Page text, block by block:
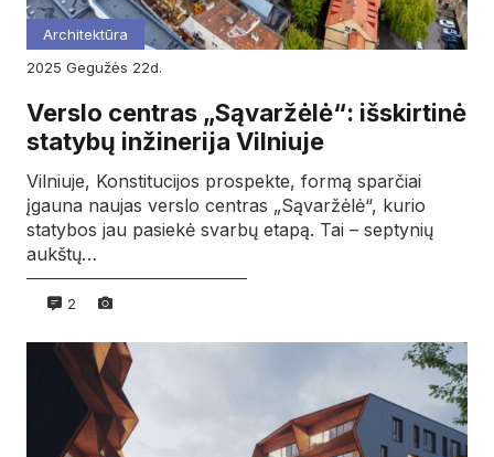
Architektūra
2025
gegužės 22d.
Verslo centras „Sąvaržėlė“: išskirtinė
statybų inžinerija Vilniuje
Vilniuje, Konstitucijos prospekte, formą sparčiai
įgauna naujas verslo centras „Sąvaržėlė“, kurio
statybos jau pasiekė svarbų etapą. Tai – septynių
aukštų…
2